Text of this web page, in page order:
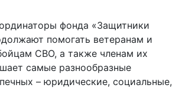
фонда «Защитники
помогать ветеранам и
СВО, а также членам их
самые разнообразные
– юридические, социальные,